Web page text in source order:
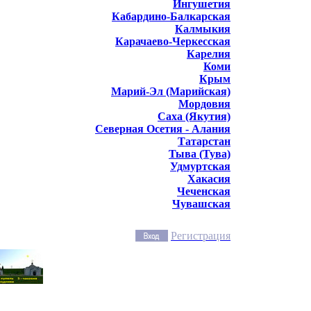
Ингушетия
Кабардино-Балкарская
Калмыкия
Карачаево-Черкесская
Карелия
Коми
Крым
Марий-Эл (Марийская)
Мордовия
Саха (Якутия)
Северная Осетия - Алания
Татарстан
Тыва (Тува)
Удмуртская
Хакасия
Чеченская
Чувашская
Регистрация